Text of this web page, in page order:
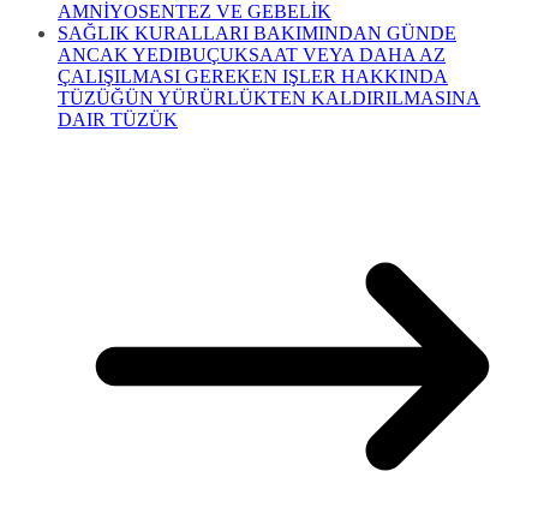
AMNİYOSENTEZ VE GEBELİK
SAĞLIK KURALLARI BAKIMINDAN GÜNDE
ANCAK YEDIBUÇUKSAAT VEYA DAHA AZ
ÇALIŞILMASI GEREKEN IŞLER HAKKINDA
TÜZÜĞÜN YÜRÜRLÜKTEN KALDIRILMASINA
DAIR TÜZÜK